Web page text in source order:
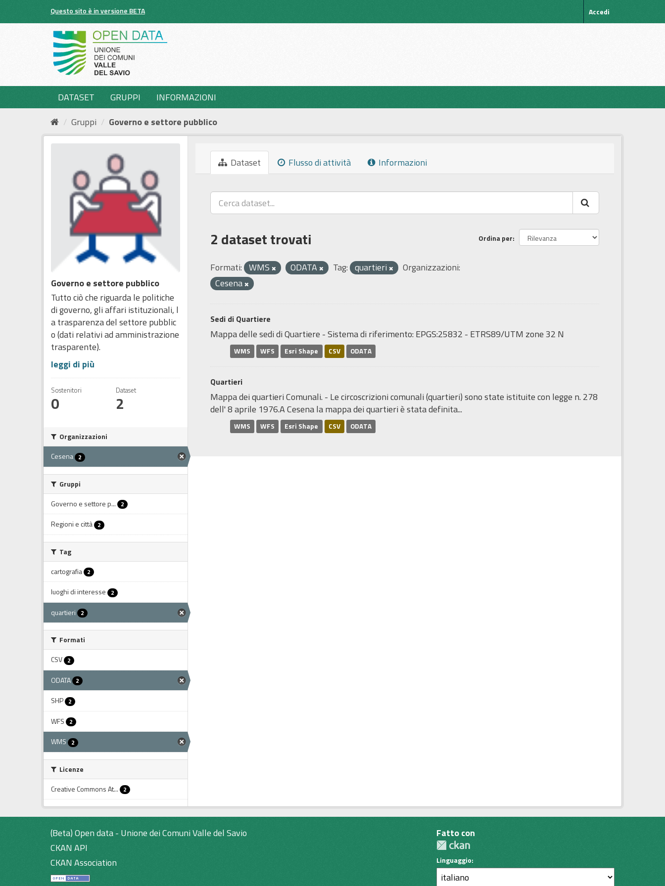
Questo sito è in versione BETA Accedi
DATASET GRUPPI
INFORMAZIONI
Gruppi
Governo e settore pubblico
Governo e settore pubblico
Tutto ciò che riguarda le politiche
di governo, gli affari istituzionali, l
a trasparenza del settore pubblic
o (dati relativi ad amministrazione
trasparente).
leggi di più
Sostenitori
0
Dataset
2
Organizzazioni
Cesena 2
Gruppi
Governo e settore p...
2
Regioni e città 2
Tag
cartografia 2
luoghi di interesse 2
quartieri 2
Formati
CSV 2
ODATA 2
SHP 2
WFS 2
WMS 2
Licenze
Creative Commons At...
2
Dataset Flusso di attività Informazioni
Ordina per
2 dataset trovati
Formati: WMS ODATA Tag: quartieri
Organizzazioni:
Cesena
Sedi di Quartiere
Mappa delle sedi di Quartiere - Sistema di riferimento: EPGS:25832 - ETRS89/UTM zone 32 N
WMS WFS Esri Shape CSV ODATA
Quartieri
Mappa dei quartieri Comunali. - Le circoscrizioni comunali (quartieri) sono state istituite con legge n. 278
dell' 8 aprile 1976.A Cesena la mappa dei quartieri è stata definita...
WMS WFS Esri Shape CSV ODATA
(Beta) Open data - Unione dei Comuni Valle del Savio
CKAN API
CKAN Association
Fatto con
Linguaggio